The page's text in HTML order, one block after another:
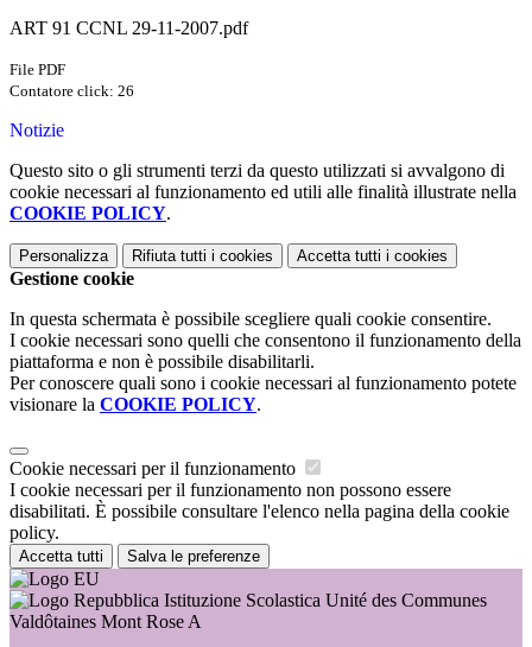
ART 91 CCNL 29-11-2007.pdf
File PDF
Contatore click: 26
Notizie
Questo sito o gli strumenti terzi da questo utilizzati si avvalgono di
cookie necessari al funzionamento ed utili alle finalità illustrate nella
COOKIE POLICY.
Personalizza Rifiuta tutti i cookies Accetta tutti i cookies
Gestione cookie
In questa schermata è possibile scegliere quali cookie consentire.
I cookie necessari sono quelli che consentono il funzionamento della
piattaforma e non è possibile disabilitarli.
Per conoscere quali sono i cookie necessari al funzionamento potete
visionare la COOKIE POLICY.
Cookie necessari per il funzionamento
I cookie necessari per il funzionamento non possono essere
disabilitati. È possibile consultare l'elenco nella pagina della cookie
policy.
Accetta tutti Salva le preferenze
Istituzione Scolastica Unité des Communes
Valdôtaines Mont Rose A